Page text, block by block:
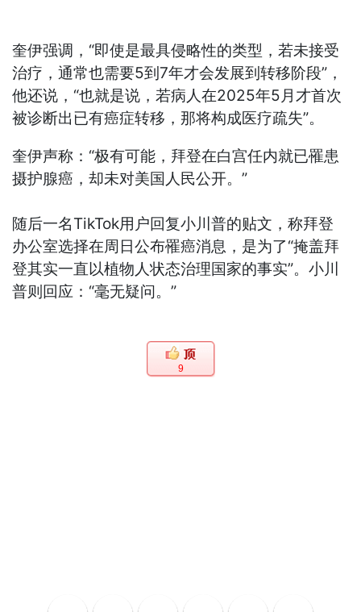
奎伊强调，“即使是最具侵略性的类型，若未接受
治疗，通常也需要5到7年才会发展到转移阶段”，
他还说，“也就是说，若病人在2025年5月才首次
被诊断出已有癌症转移，那将构成医疗疏失”。
奎伊声称：“极有可能，拜登在白宫任内就已罹患
摄护腺癌，却未对美国人民公开。”
随后一名TikTok用户回复小川普的贴文，称拜登
办公室选择在周日公布罹癌消息，是为了“掩盖拜
登其实一直以植物人状态治理国家的事实”。小川
普则回应：“毫无疑问。”
9